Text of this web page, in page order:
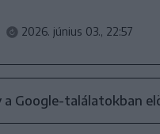
2026. június 03., 22:57
Google-találatokban